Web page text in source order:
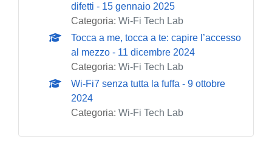
difetti - 15 gennaio 2025
Categoria: Wi-Fi Tech Lab
Tocca a me, tocca a te: capire l’accesso
al mezzo - 11 dicembre 2024
Categoria: Wi-Fi Tech Lab
Wi-Fi7 senza tutta la fuffa - 9 ottobre
2024
Categoria: Wi-Fi Tech Lab